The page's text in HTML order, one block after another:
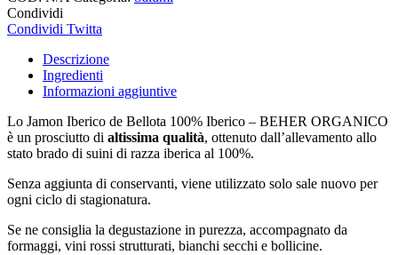
100%
Iberico
PATA
NEGRA
–
BEHER
ORGANICO,
a
fette
quantità
Condividi
Condividi Twitta
Descrizione
Ingredienti
Informazioni aggiuntive
Lo Jamon Iberico de Bellota 100% Iberico – BEHER ORGANICO
è un prosciutto di altissima qualità, ottenuto dall’allevamento allo
stato brado di suini di razza iberica al 100%.
Senza aggiunta di conservanti, viene utilizzato solo sale nuovo per
ogni ciclo di stagionatura.
Se ne consiglia la degustazione in purezza, accompagnato da
formaggi, vini rossi strutturati, bianchi secchi e bollicine.